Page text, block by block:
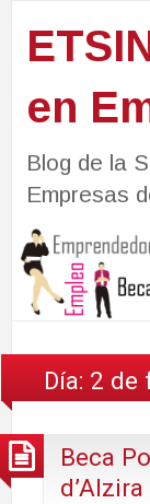
en
Blog de la
Empresas
Día: 2 de
Beca
d’Alzira